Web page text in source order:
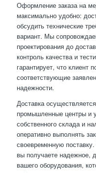
Оформление заказа на
максимально удобно:
обсудить технические
вариант. Мы
проектирования до
контроль качества и
гарантирует, что клиент
соответствующие
надежности.
Доставка
промышленные центры и
собственного склада и
оперативно выполнять
своевременную
вы получаете надежное,
вашего оборудования,